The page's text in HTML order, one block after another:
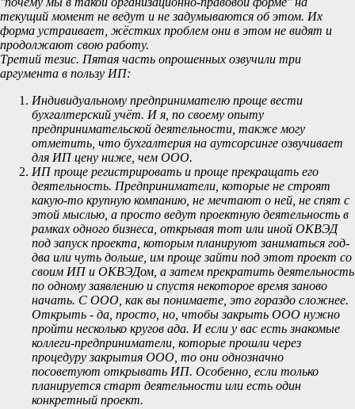
текущий момент не ведут и не задумываются об этом. Их
форма устраивает, жёстких проблем они в этом не видят и
продолжают свою работу.
Третий тезис. Пятая часть опрошенных озвучили три
аргумента в пользу ИП:
Индивидуальному предпринимателю проще вести
бухгалтерский учёт. И я, по своему опыту
предпринимательской деятельности, также могу
отметить, что бухгалтерия на аутсорсинге озвучивает
для ИП цену ниже, чем ООО.
ИП проще регистрировать и проще прекращать его
деятельность. Предприниматели, которые не строят
какую-то крупную компанию, не мечтают о ней, не спят с
этой мыслью, а просто ведут проектную деятельность в
рамках одного бизнеса, открывая тот или иной ОКВЭД
под запуск проекта, которым планируют заниматься год-
два или чуть дольше, им проще зайти под этот проект со
своим ИП и ОКВЭДом, а затем прекратить деятельность
по одному заявлению и спустя некоторое время заново
начать. С ООО, как вы понимаете, это гораздо сложнее.
Открыть - да, просто, но, чтобы закрыть ООО нужно
пройти несколько кругов ада. И если у вас есть знакомые
коллеги-предприниматели, которые прошли через
процедуру закрытия ООО, то они однозначно
посоветуют открывать ИП. Особенно, если только
планируется старт деятельности или есть один
конкретный проект.